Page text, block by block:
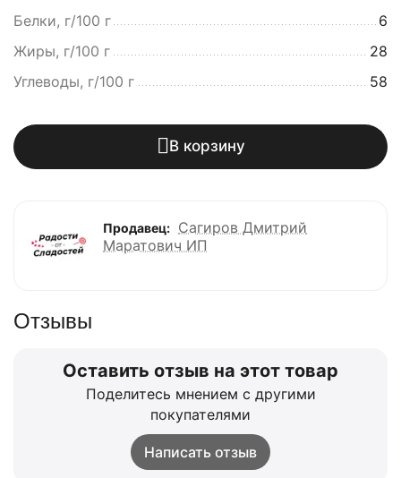
Белки, г/100 г
6
Жиры, г/100 г
28
Углеводы, г/100 г
58
В корзину
Продавец: Сагиров Дмитрий
Маратович ИП
Отзывы
Оставить отзыв на этот товар
Поделитесь мнением с другими
покупателями
Написать отзыв